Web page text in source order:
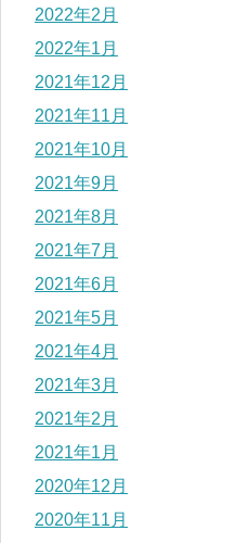
2022年2月
2022年1月
2021年12月
2021年11月
2021年10月
2021年9月
2021年8月
2021年7月
2021年6月
2021年5月
2021年4月
2021年3月
2021年2月
2021年1月
2020年12月
2020年11月